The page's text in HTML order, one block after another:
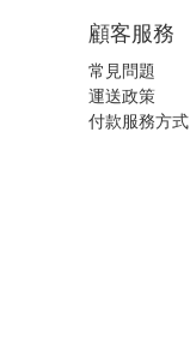
顧客服務
常見問題
運送政策
付款服務方式